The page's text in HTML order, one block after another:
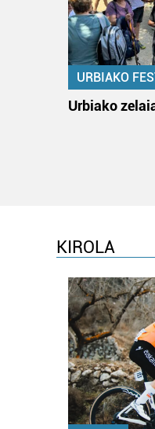
URBIAKO
Urbiako
KIROLA